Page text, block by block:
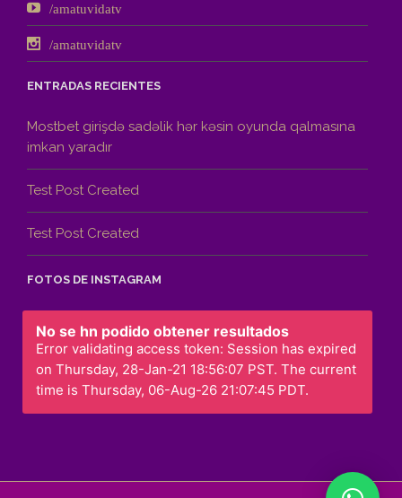
/amatuvidatv
/amatuvidatv
ENTRADAS RECIENTES
Mostbet girişdə sadəlik hər kəsin oyunda qalmasına
imkan yaradır
Test Post Created
Test Post Created
FOTOS DE INSTAGRAM
No se hn podido obtener resultados
Error validating access token: Session has expired
on Thursday, 28-Jan-21 18:56:07 PST. The current
time is Thursday, 06-Aug-26 21:07:45 PDT.